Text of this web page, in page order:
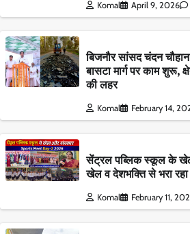
Komal April 9, 2026
बिजनौर सांसद चंदन
बासटा मार्ग पर काम शुरू,
की लहर
Komal February 14,
सेंट्रल पब्लिक स्कूल के
खेल व देशभक्ति से भरा रहा
Komal February 11,